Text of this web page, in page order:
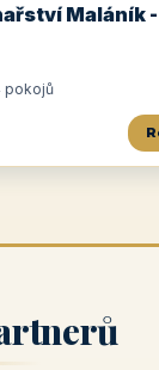
Maláník -
pokojů